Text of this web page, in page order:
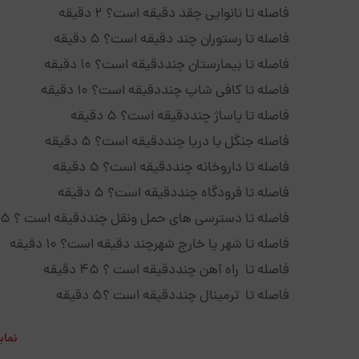
فاصله تا نانوایی چقد دقیقه است؟ ۲ دقیقه
فاصله تا رستوران چند دقیقه است؟ ۵ دقیقه
فاصله تا بیمارستان چنددقیقه است؟ ۱۰ دقیقه
فاصله تا کافی شاپ چنددقیقه است؟ ۱۰ دقیقه
فاصله تا پاساژ چنددقیقه است؟ ۵ دقیقه
فاصله جنگل یا دریا چنددقیقه است؟ ۵ دقیقه
فاصله تا داروخانه چنددقیقه است؟ ۵ دقیقه
فاصله تا فرودگاه چنددقیقه است؟ ۵ دقیقه
فاصله تا دسترسی های حمل ونقل چنددقیقه است ؟ ۵ دقیقه
فاصله تا شهر یا خارج شهرچند دقیقه است؟ ۱۰ دقیقه
فاصله تا راه آهن چنددقیقه است ؟ ۴۵ دقیقه
فاصله تا ترمینال چنددقیقه است ؟۵ دقیقه